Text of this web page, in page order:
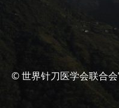
© 世界针刀医学会联合